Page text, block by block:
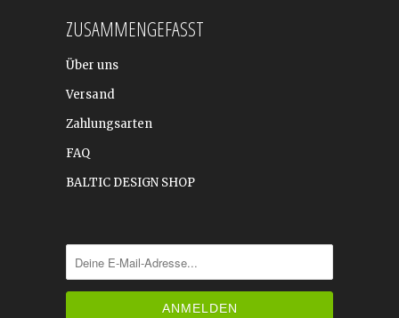
ZUSAMMENGEFASST
Über uns
Versand
Zahlungsarten
FAQ
BALTIC DESIGN SHOP